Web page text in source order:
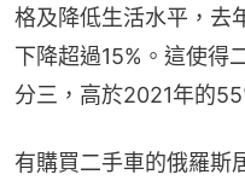
格及降低生活水平，去
下降超過15%。這使得
分三，高於2021年的
有購買二手車的俄羅斯